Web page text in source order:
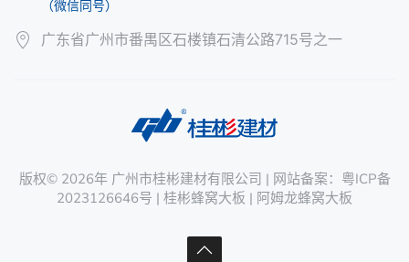
（微信同号）
广东省广州市番禺区石楼镇石清公路715号之一
版权© 2026年 广州市桂彬建材有限公司 | 网站备案： 粤ICP备
2023126646号 | 桂彬蜂窝大板 | 阿姆龙蜂窝大板